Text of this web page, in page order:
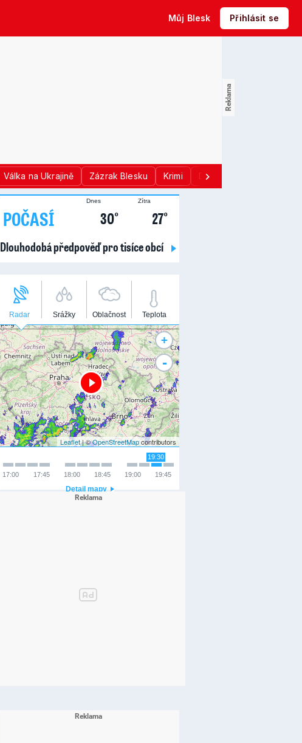
Můj Blesk Přihlásit se
Válka na Ukrajině Zázrak Blesku Krimi Donald Trump
POČASÍ
Dnes
30°
Zítra
27°
Dlouhodobá předpověď pro tisíce obcí
Radar Srážky Oblačnost Teplota
+
-
Leaflet| ©OpenStreetMapcontributors
19:30
19:45
19:00
18:45
18:00
17:45
17:00
Detail mapy